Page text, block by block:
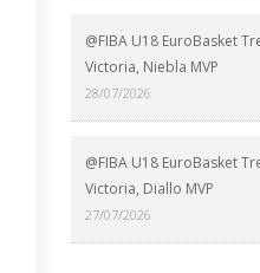
@FIBA U18 EuroBasket
Victoria, Niebla MVP
28/07/2026
@FIBA U18 EuroBasket
Victoria, Diallo MVP
27/07/2026